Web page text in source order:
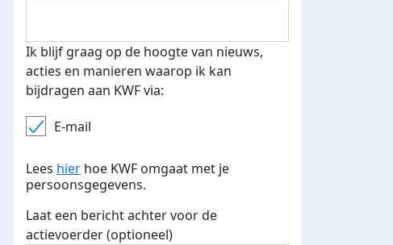
Deel op
Ik blijf graag op de hoogte van nieuws,
acties en manieren waarop ik kan
bijdragen aan KWF via:
E-mail
Lees hier hoe KWF omgaat met je
persoonsgegevens.
Laat een bericht achter voor de
actievoerder (optioneel)